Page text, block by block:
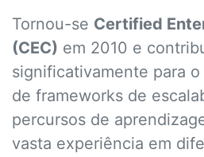
Tornou-se Certified
(CEC) em 2010 e
significativamente para
de frameworks de
percursos de
vasta experiência em